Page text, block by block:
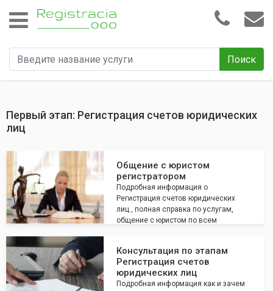
Поиск
Первый этап: Регистрация счетов юридических
лиц
Общение с юристом
регистратором
Подробная информация о
Регистрация счетов юридических
лиц , полная справка по услугам,
общение с юристом по всем
Консультация по этапам
Регистрация счетов
юридических лиц
Подробная информация как и зачем